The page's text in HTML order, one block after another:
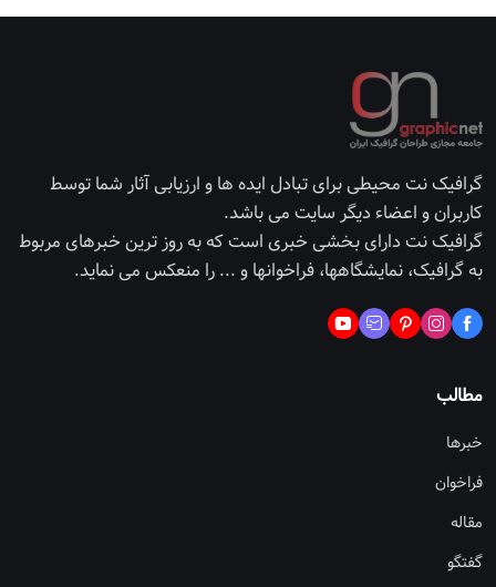
گرافیک نت محیطی برای تبادل ایده ها و ارزیابی آثار شما توسط
کاربران و اعضاء دیگر سایت می باشد.
گرافیک نت دارای بخشی خبری است که به روز ترین خبرهای مربوط
به گرافیک، نمایشگاهها، فراخوانها و ... را منعکس می نماید.
مطالب
خبرها
فراخوان
مقاله
گفتگو